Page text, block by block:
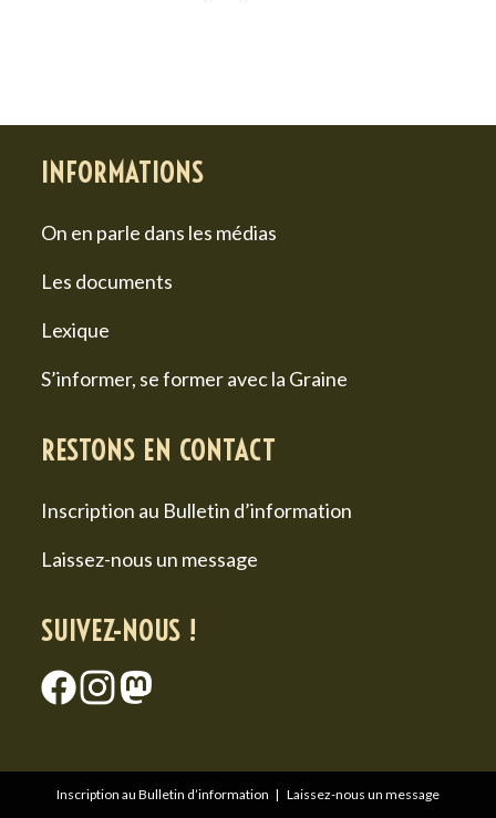
INFORMATIONS
On en parle dans les médias
Les documents
Lexique
S’informer, se former avec la Graine
RESTONS EN CONTACT
Inscription au Bulletin d’information
Laissez-nous un message
SUIVEZ-NOUS !
Inscription au Bulletin d’information Laissez-nous un message